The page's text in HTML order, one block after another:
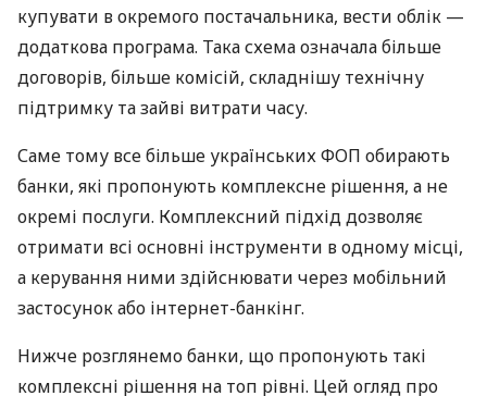
купувати в окремого постачальника, вести облік —
додаткова програма. Така схема означала більше
договорів, більше комісій, складнішу технічну
підтримку та зайві витрати часу.
Саме тому все більше українських ФОП обирають
банки, які пропонують комплексне рішення, а не
окремі послуги. Комплексний підхід дозволяє
отримати всі основні інструменти в одному місці,
а керування ними здійснювати через мобільний
застосунок або інтернет-банкінг.
Нижче розглянемо банки, що пропонують такі
комплексні рішення на топ рівні. Цей огляд про